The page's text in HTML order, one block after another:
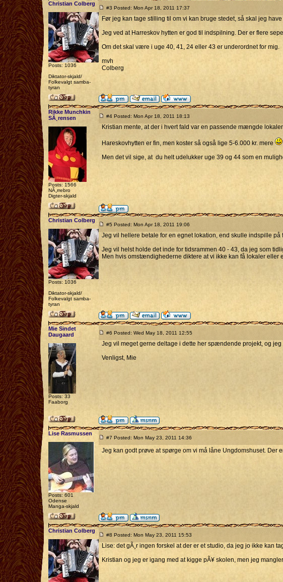
Christian Colberg
Posts: 1036
Diktator-skjald/
Folkevalgt samba-
tyran
#3 Posted: Mon Apr 18, 2011 17:37
Før jeg kan tage stilling til om vi kan bruge stedet, så skal jeg
Jeg ved at Harreskov hytten er god til indspilning. Der er flere
Om det skal være i uge 40, 41, 24 eller 43 er underordnet for mig.
mvh
Colberg
Rikke Munchkin
SÃ¸rensen
Posts: 1566
NÃ¸rrebro
Digter-skjald
#4 Posted: Mon Apr 18, 2011 18:13
Kristian mente, at der i hvert fald var en passende mængde
Hareskovhytten er fin, men koster så også lige 5-6.000 kr. mere
Men det vil sige, at du helt udelukker uge 39 og 44 som en
Christian Colberg
Posts: 1036
Diktator-skjald/
Folkevalgt samba-
tyran
#5 Posted: Mon Apr 18, 2011 19:06
Jeg vil hellere betale for en egnet lokation, end skulle indspille
Jeg vil helst holde det inde for tidsrammen 40 - 43, da jeg som
Men hvis omstændighederne diktere at vi ikke kan få lokaler eller
Mie Sindet
Daugaard
Posts: 33
Faaborg
#6 Posted: Wed May 18, 2011 12:55
Jeg vil meget gerne deltage i dette her spændende projekt, og
Venligst, Mie
Lise Rasmussen
Posts: 601
Odense
Manga-skjald
#7 Posted: Mon May 23, 2011 14:36
Jeg kan godt prøve at spørge om vi må låne Ungdomshuset. Der
Christian Colberg
#8 Posted: Mon May 23, 2011 15:53
Lise: det gÃ¸r ingen forskel at der er et studio, da jeg jo ikke kan
Kristian og jeg er igang med at kigge pÃ¥ skolen, men jeg